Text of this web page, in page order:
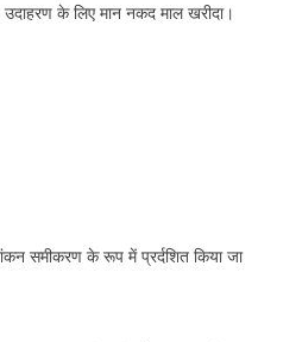
के लिए मान नकद माल खरीदा।
समीकरण के रूप में प्रर्दशित किया जा